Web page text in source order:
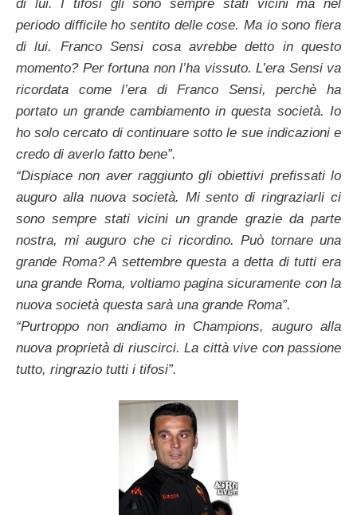
di lui. I tifosi gli sono sempre stati vicini ma nel
periodo difficile ho sentito delle cose. Ma io sono fiera
di lui. Franco Sensi cosa avrebbe detto in questo
momento? Per fortuna non l’ha vissuto. L’era Sensi va
ricordata come l’era di Franco Sensi, perchè ha
portato un grande cambiamento in questa società. Io
ho solo cercato di continuare sotto le sue indicazioni e
credo di averlo fatto bene”.
“Dispiace non aver raggiunto gli obiettivi prefissati lo
auguro alla nuova società. Mi sento di ringraziarli ci
sono sempre stati vicini un grande grazie da parte
nostra, mi auguro che ci ricordino. Può tornare una
grande Roma? A settembre questa a detta di tutti era
una grande Roma, voltiamo pagina sicuramente con la
nuova società questa sarà una grande Roma”.
“Purtroppo non andiamo in Champions, auguro alla
nuova proprietà di riuscirci. La città vive con passione
tutto, ringrazio tutti i tifosi”.